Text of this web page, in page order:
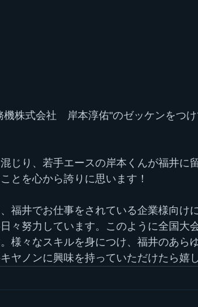
機株式会社　岸本淳佑"のゼッケンをつ
じり、若手エースの岸本くんが福井に
とを心から誇りに思います！
福井でお仕事をされている企業様向け
々努力しています。このように全国大
様々なスキルを身につけ、福井のあら
ヤノンに興味を持っていただけたら嬉